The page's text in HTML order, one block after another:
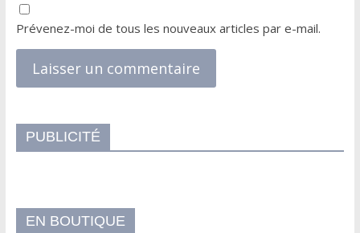
Prévenez-moi de tous les nouveaux articles par e-mail.
PUBLICITÉ
EN BOUTIQUE